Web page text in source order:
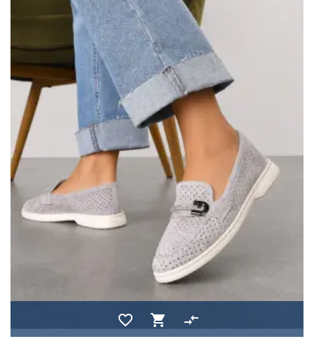
favorite_border shopping_cart compare_arrows